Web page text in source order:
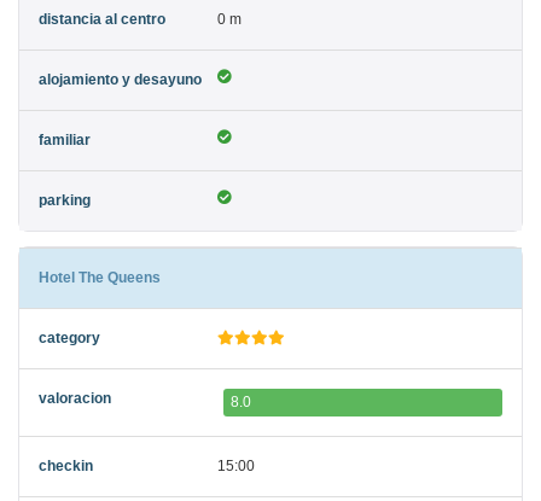
0 m
Hotel The Queens
8.0
15:00